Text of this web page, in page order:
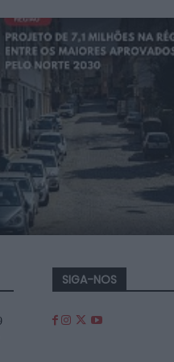
SIGA-NOS